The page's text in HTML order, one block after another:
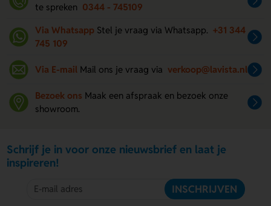
te spreken 0344 - 745109
Via Whatsapp Stel je vraag via Whatsapp. +31 344
745 109
Via E-mail Mail ons je vraag via verkoop@lavista.nl
Bezoek ons Maak een afspraak en bezoek onze
showroom.
Schrijf je in voor onze nieuwsbrief en laat je
inspireren!
INSCHRIJVEN